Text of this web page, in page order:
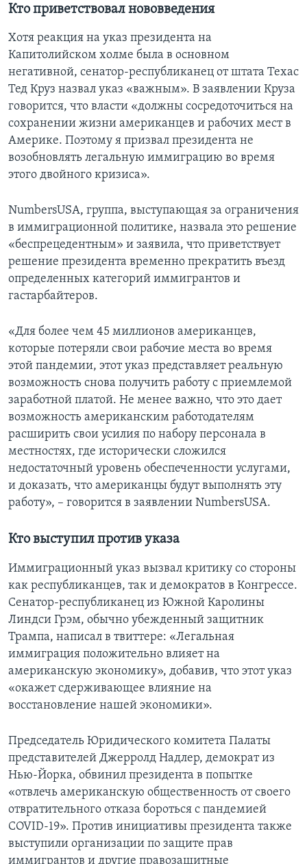
Кто приветствовал нововведения
Хотя реакция на указ президента на
Капитолийском холме была в основном
негативной, сенатор-республиканец от штата Техас
Тед Круз назвал указ «важным». В заявлении Круза
говорится, что власти «должны сосредоточиться на
сохранении жизни американцев и рабочих мест в
Америке. Поэтому я призвал президента не
возобновлять легальную иммиграцию во время
этого двойного кризиса».
NumbersUSA, группа, выступающая за ограничения
в иммиграционной политике, назвала это решение
«беспрецедентным» и заявила, что приветствует
решение президента временно прекратить въезд
определенных категорий иммигрантов и
гастарбайтеров.
«Для более чем 45 миллионов американцев,
которые потеряли свои рабочие места во время
этой пандемии, этот указ представляет реальную
возможность снова получить работу с приемлемой
заработной платой. Не менее важно, что это дает
возможность американским работодателям
расширить свои усилия по набору персонала в
местностях, где исторически сложился
недостаточный уровень обеспеченности услугами,
и доказать, что американцы будут выполнять эту
работу», – говорится в заявлении NumbersUSA.
Кто выступил против указа
Иммиграционный указ вызвал критику со стороны
как республиканцев, так и демократов в Конгрессе.
Сенатор-республиканец из Южной Каролины
Линдси Грэм, обычно убежденный защитник
Трампа, написал в твиттере: «Легальная
иммиграция положительно влияет на
американскую экономику», добавив, что этот указ
«окажет сдерживающее влияние на
восстановление нашей экономики».
Председатель Юридического комитета Палаты
представителей Джерролд Надлер, демократ из
Нью-Йорка, обвинил президента в попытке
«отвлечь американскую общественность от своего
отвратительного отказа бороться с пандемией
COVID-19». Против инициативы президента также
выступили организации по защите прав
иммигрантов и другие правозащитные